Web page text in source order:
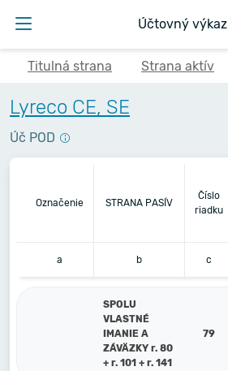
Účtovný výkaz
Titulná strana Strana aktív
Lyreco CE, SE
Úč POD
Označenie STRANA PASÍV
Číslo
riadku
a b c
SPOLU
VLASTNÉ
IMANIE A
ZÁVÄZKY r. 80
+ r. 101 + r. 141
79